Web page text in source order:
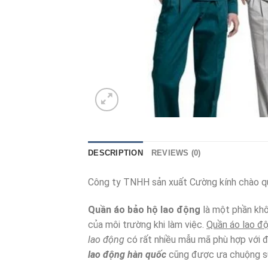
DESCRIPTION REVIEWS (0)
Công ty TNHH sản xuất Cường kính chào
Quần áo bảo hộ lao động là một phần
của môi trường khi làm việc. Quần áo lao
lao động có rất nhiều mẫu mã phù hợp với
lao động hàn quốc cũng được ưa chuộng